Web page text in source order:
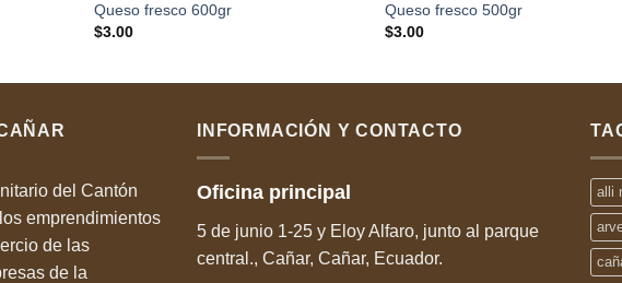
Queso fresco 600gr
$3.00
Queso fresco 500gr
$3.00
del Cantón
emprendimientos
de las
de la
INFORMACIÓN Y CONTACTO
Oficina principal
5 de junio 1-25 y Eloy Alfaro, junto al parque
central., Cañar, Cañar, Ecuador.
alli